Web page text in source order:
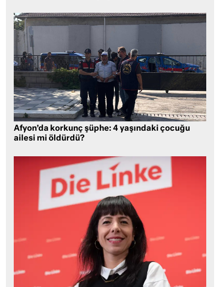
Afyon’da korkunç şüphe: 4 yaşındaki çocuğu
ailesi mi öldürdü?